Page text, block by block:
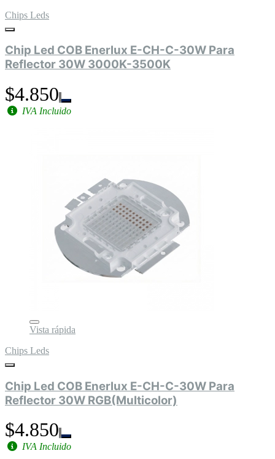
Chips Leds
Chip Led COB Enerlux E-CH-C-30W Para
Reflector 30W 3000K-3500K
$4.850
IVA Incluido
Vista rápida
Chips Leds
Chip Led COB Enerlux E-CH-C-30W Para
Reflector 30W RGB(Multicolor)
$4.850
IVA Incluido